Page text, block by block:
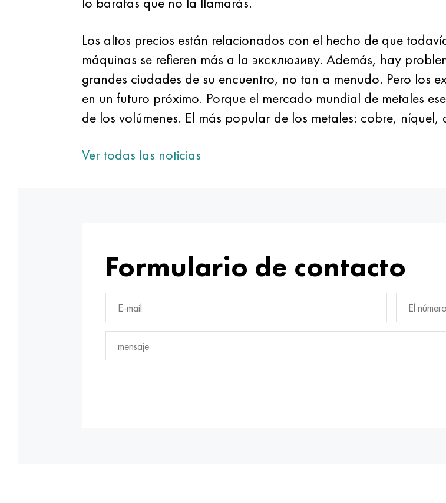
Los altos precios están relacionados con el hecho de que
máquinas se refieren más a la эксклюзиву. Además, hay
grandes ciudades de su encuentro, no tan a menudo. Pero los
en un futuro próximo. Porque el mercado mundial de metales
de los volúmenes. El más popular de los metales: cobre,
Ver todas las noticias
Formulario de contacto